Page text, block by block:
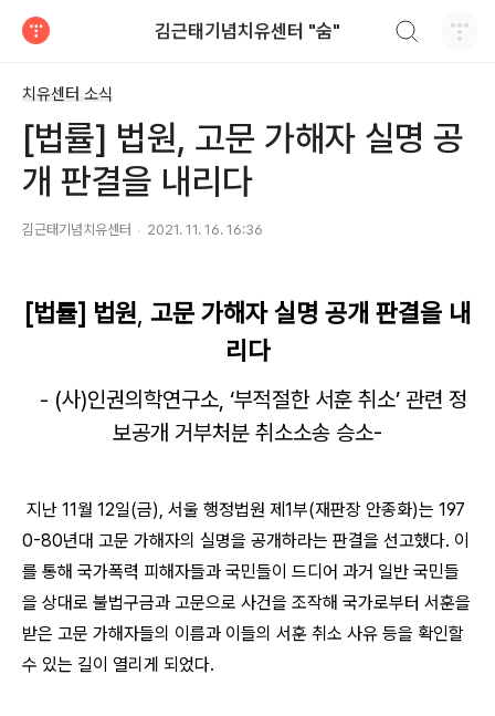
김근태기념치유센터 "숨"
치유센터 소식
[법률] 법원, 고문 가해자 실명 공
개 판결을 내리다
김근태기념치유센터 2021. 11. 16. 16:36
[법률] 법원, 고문 가해자 실명 공개 판결을 내
리다
- (사)인권의학연구소, ‘부적절한 서훈 취소’ 관련 정
보공개 거부처분 취소소송 승소-
지난 11월 12일(금), 서울 행정법원 제1부(재판장 안종화)는 197
0-80년대 고문 가해자의 실명을 공개하라는 판결을 선고했다. 이
를 통해 국가폭력 피해자들과 국민들이 드디어 과거 일반 국민들
을 상대로 불법구금과 고문으로 사건을 조작해 국가로부터 서훈을
받은 고문 가해자들의 이름과 이들의 서훈 취소 사유 등을 확인할
수 있는 길이 열리게 되었다.